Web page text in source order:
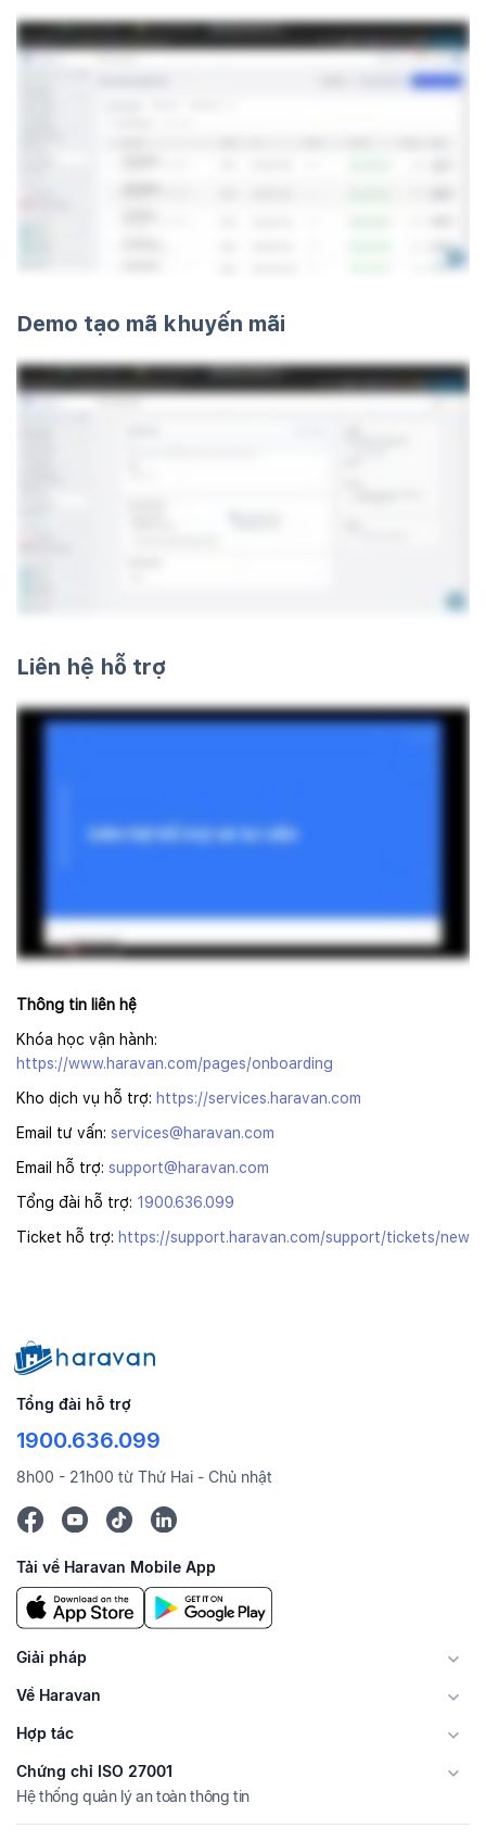
Demo tạo mã khuyến mãi
Liên hệ hỗ trợ
Thông tin liên hệ
Khóa học vận hành:
https://www.haravan.com/pages/onboarding
Kho dịch vụ hỗ trợ: https://services.haravan.com
Email tư vấn: services@haravan.com
Email hỗ trợ: support@haravan.com
Tổng đài hỗ trợ: 1900.636.099
Ticket hỗ trợ: https://support.haravan.com/support/tickets/new
Tổng đài hỗ trợ
1900.636.099
8h00 - 21h00 từ Thứ Hai - Chủ nhật
Tải về Haravan Mobile App
Giải pháp
Về Haravan
Hợp tác
Chứng chỉ ISO 27001
Hệ thống quản lý an toàn thông tin